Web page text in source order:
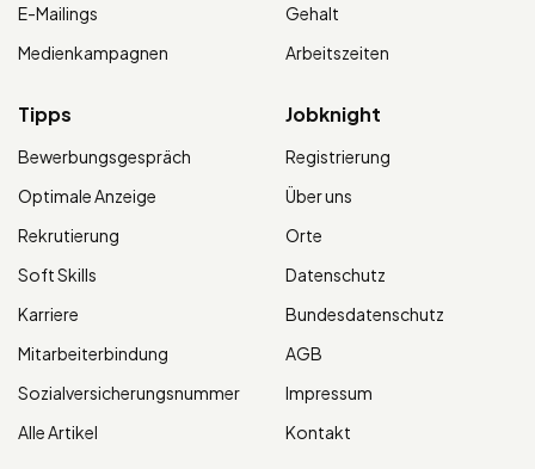
E-Mailings
Medienkampagnen
Gehalt
Arbeitszeiten
Tipps
Bewerbungsgespräch
Optimale Anzeige
Rekrutierung
Soft Skills
Karriere
Mitarbeiterbindung
Sozialversicherungsnummer
Alle Artikel
Jobknight
Registrierung
Über uns
Orte
Datenschutz
Bundesdatenschutz
AGB
Impressum
Kontakt